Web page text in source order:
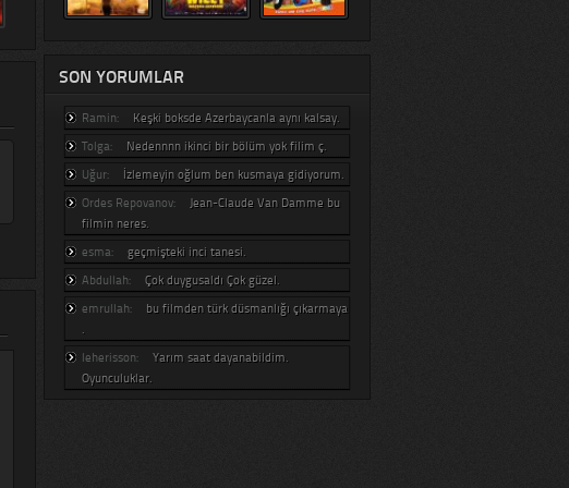
SON YORUMLAR
Ramin:
Keşki boksde Azerbaycanla aynı kalsay.
Tolga:
Nedennnn ikinci bir bölüm yok filim ç.
Uğur:
İzlemeyin oğlum ben kusmaya gidiyorum.
Ordes Repovanov:
Jean-Claude Van Damme bu
filmin neres.
esma:
geçmişteki inci tanesi.
Abdullah:
Çok duygusaldı Çok güzel.
emrullah:
bu filmden türk düsmanlığı çıkarmaya
.
leherisson:
Yarım saat dayanabildim.
Oyunculuklar.